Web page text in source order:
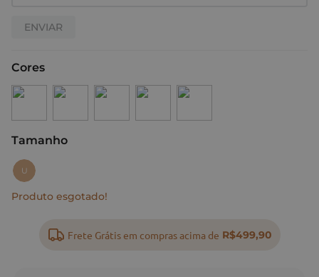
ENVIAR
Cores
Tamanho
: UU
Produto esgotado!
Frete Grátis em compras acima de R$499,90